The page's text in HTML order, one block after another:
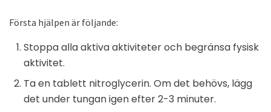
Första hjälpen är följande:
Stoppa alla aktiva aktiviteter och begränsa fysisk
aktivitet.
Ta en tablett nitroglycerin. Om det behövs, lägg
det under tungan igen efter 2-3 minuter.